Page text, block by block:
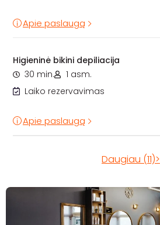
Apie paslaugą
Higieninė bikini depiliacija
30 min.
1 asm.
Laiko rezervavimas
Apie paslaugą
Daugiau (11)>